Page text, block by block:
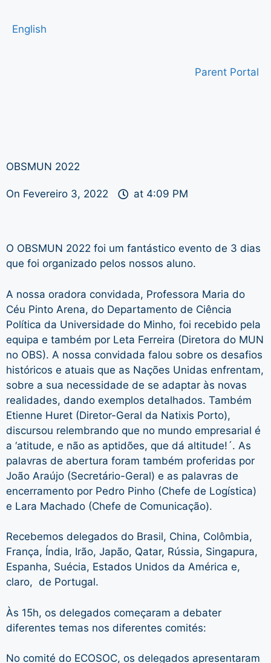
English
Parent Portal
OBSMUN 2022
On Fevereiro 3, 2022 at 4:09 PM
O OBSMUN 2022 foi um fantástico evento de 3 dias
que foi organizado pelos nossos aluno.
A nossa oradora convidada, Professora Maria do
Céu Pinto Arena, do Departamento de Ciência
Política da Universidade do Minho, foi recebido pela
equipa e também por Leta Ferreira (Diretora do MUN
no OBS). A nossa convidada falou sobre os desafios
históricos e atuais que as Nações Unidas enfrentam,
sobre a sua necessidade de se adaptar às novas
realidades, dando exemplos detalhados. Também
Etienne Huret (Diretor-Geral da Natixis Porto),
discursou relembrando que no mundo empresarial é
a ‘atitude, e não as aptidões, que dá altitude!´. As
palavras de abertura foram também proferidas por
João Araújo (Secretário-Geral) e as palavras de
encerramento por Pedro Pinho (Chefe de Logística)
e Lara Machado (Chefe de Comunicação).
Recebemos delegados do Brasil, China, Colômbia,
França, Índia, Irão, Japão, Qatar, Rússia, Singapura,
Espanha, Suécia, Estados Unidos da América e,
claro, de Portugal.
Às 15h, os delegados começaram a debater
diferentes temas nos diferentes comités:
No comité do ECOSOC, os delegados apresentaram